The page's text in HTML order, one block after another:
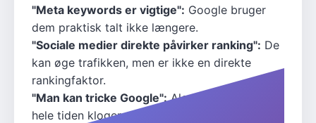
"Meta keywords er vigtige": Google bruger
dem praktisk talt ikke længere.
"Sociale medier direkte påvirker ranking": De
kan øge trafikken, men er ikke en direkte
rankingfaktor.
"Man kan tricke Google":Algoritmerne bliver
hele tiden klogere på manipulation.